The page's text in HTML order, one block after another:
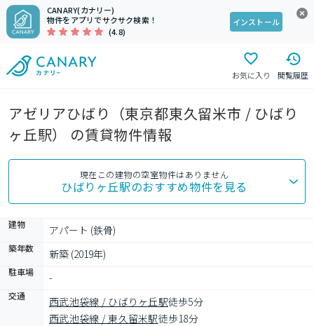
CANARY(カナリー)
物件をアプリでサクサク検索！
(4.8)
インストール
お気に入り 閲覧履歴
アゼリアひばり（東京都東久留米市 / ひばり
ヶ丘駅） の賃貸物件情報
現在この建物の空室物件はありません
ひばりヶ丘駅のおすすめ物件を見る
建物 アパート (鉄骨)
築年数 新築 (2019年)
駐車場 -
交通 西武池袋線 / ひばりヶ丘駅徒歩5分
西武池袋線 / 東久留米駅徒歩18分